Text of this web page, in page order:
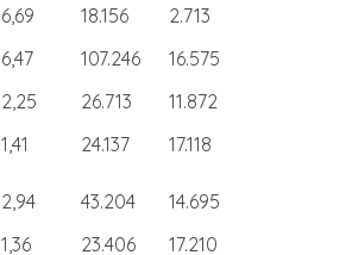
6,69 18.156
2.713
6,47 107.246
16.575
2,25 26.713
11.872
1,41 24.137
17.118
2,94 43.204
14.695
1,36 23.406
17.210